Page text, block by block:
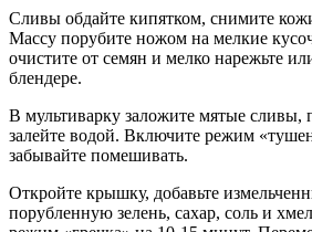
Сливы обдайте кипятком, снимите
Массу порубите ножом на мелкие
очистите от семян и мелко нарежьте
блендере.
В мультиварку заложите мятые сливы,
залейте водой. Включите режим
забывайте помешивать.
Откройте крышку, добавьте
порубленную зелень, сахар, соль и